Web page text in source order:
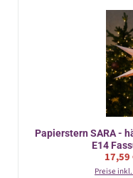
Papierstern SARA -
E14
17,59
Preise